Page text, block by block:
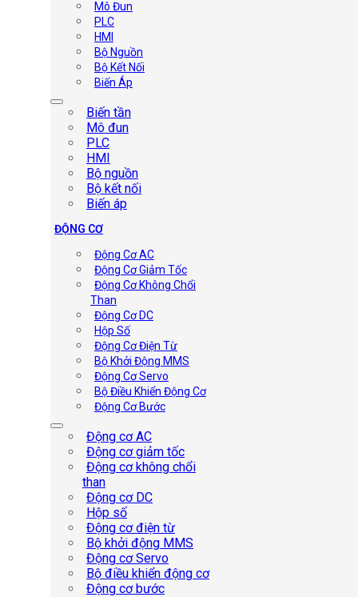
Mô Đun
PLC
HMI
Bộ Nguồn
Bộ Kết Nối
Biến Áp
Biến tần
Mô đun
PLC
HMI
Bộ nguồn
Bộ kết nối
Biến áp
ĐỘNG CƠ
Động Cơ AC
Động Cơ Giảm Tốc
Động Cơ Không Chổi
Than
Động Cơ DC
Hộp Số
Động Cơ Điện Từ
Bộ Khởi Động MMS
Động Cơ Servo
Bộ Điều Khiển Động Cơ
Động Cơ Bước
Động cơ AC
Động cơ giảm tốc
Động cơ không chổi
than
Động cơ DC
Hộp số
Động cơ điện từ
Bộ khởi động MMS
Động cơ Servo
Bộ điều khiển động cơ
Động cơ bước